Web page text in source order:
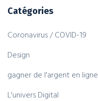
Catégories
Coronavirus / COVID-19
Design
gagner de l'argent en ligne
L'univers Digital